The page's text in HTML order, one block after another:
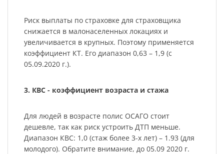
Риск выплаты по страховке для страховщика
снижается в малонаселенных локациях и
увеличивается в крупных. Поэтому применяется
коэффициент КТ. Его диапазон 0,63 – 1,9 (с
05.09.2020 г.).
3. КВС - коэффициент возраста и стажа
Для людей в возрасте полис ОСАГО стоит
дешевле, так как риск устроить ДТП меньше.
Диапазон КВС: 1,0 (стаж более 3-х лет) – 1.93 (для
молодого). Обратите внимание, до 05.09 2020 г.